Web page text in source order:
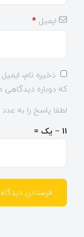
ایمیل *
ذخیره نام،
که دوباره
لطفا پاسخ را به
11 − یک =